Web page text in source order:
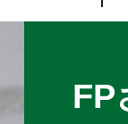
FP